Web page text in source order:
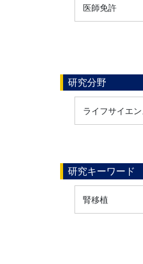
医師免許
研究分野
ライフサイエ
研究キーワード
腎移植